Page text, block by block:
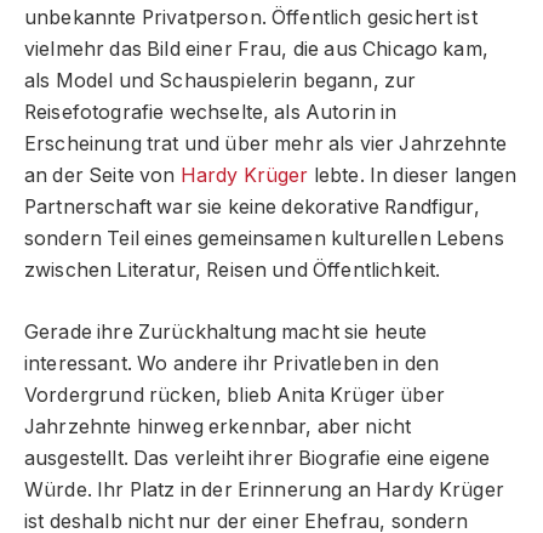
unbekannte Privatperson. Öffentlich gesichert ist
vielmehr das Bild einer Frau, die aus Chicago kam,
als Model und Schauspielerin begann, zur
Reisefotografie wechselte, als Autorin in
Erscheinung trat und über mehr als vier Jahrzehnte
an der Seite von Hardy Krüger lebte. In dieser langen
Partnerschaft war sie keine dekorative Randfigur,
sondern Teil eines gemeinsamen kulturellen Lebens
zwischen Literatur, Reisen und Öffentlichkeit.
Gerade ihre Zurückhaltung macht sie heute
interessant. Wo andere ihr Privatleben in den
Vordergrund rücken, blieb Anita Krüger über
Jahrzehnte hinweg erkennbar, aber nicht
ausgestellt. Das verleiht ihrer Biografie eine eigene
Würde. Ihr Platz in der Erinnerung an Hardy Krüger
ist deshalb nicht nur der einer Ehefrau, sondern